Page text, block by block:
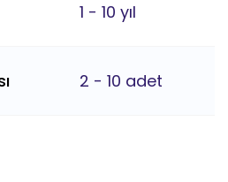
1 - 10 yıl
2 - 10 adet